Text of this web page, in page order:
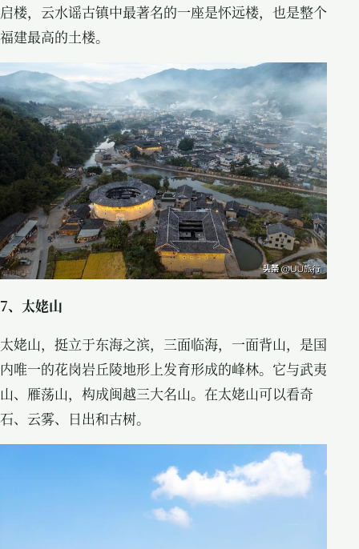
启楼，云水谣古镇中最著名的一座是怀远楼，也是整个
福建最高的土楼。
7、太姥山
太姥山，挺立于东海之滨，三面临海，一面背山，是国
内唯一的花岗岩丘陵地形上发育形成的峰林。它与武夷
山、雁荡山，构成闽越三大名山。在太姥山可以看奇
石、云雾、日出和古树。